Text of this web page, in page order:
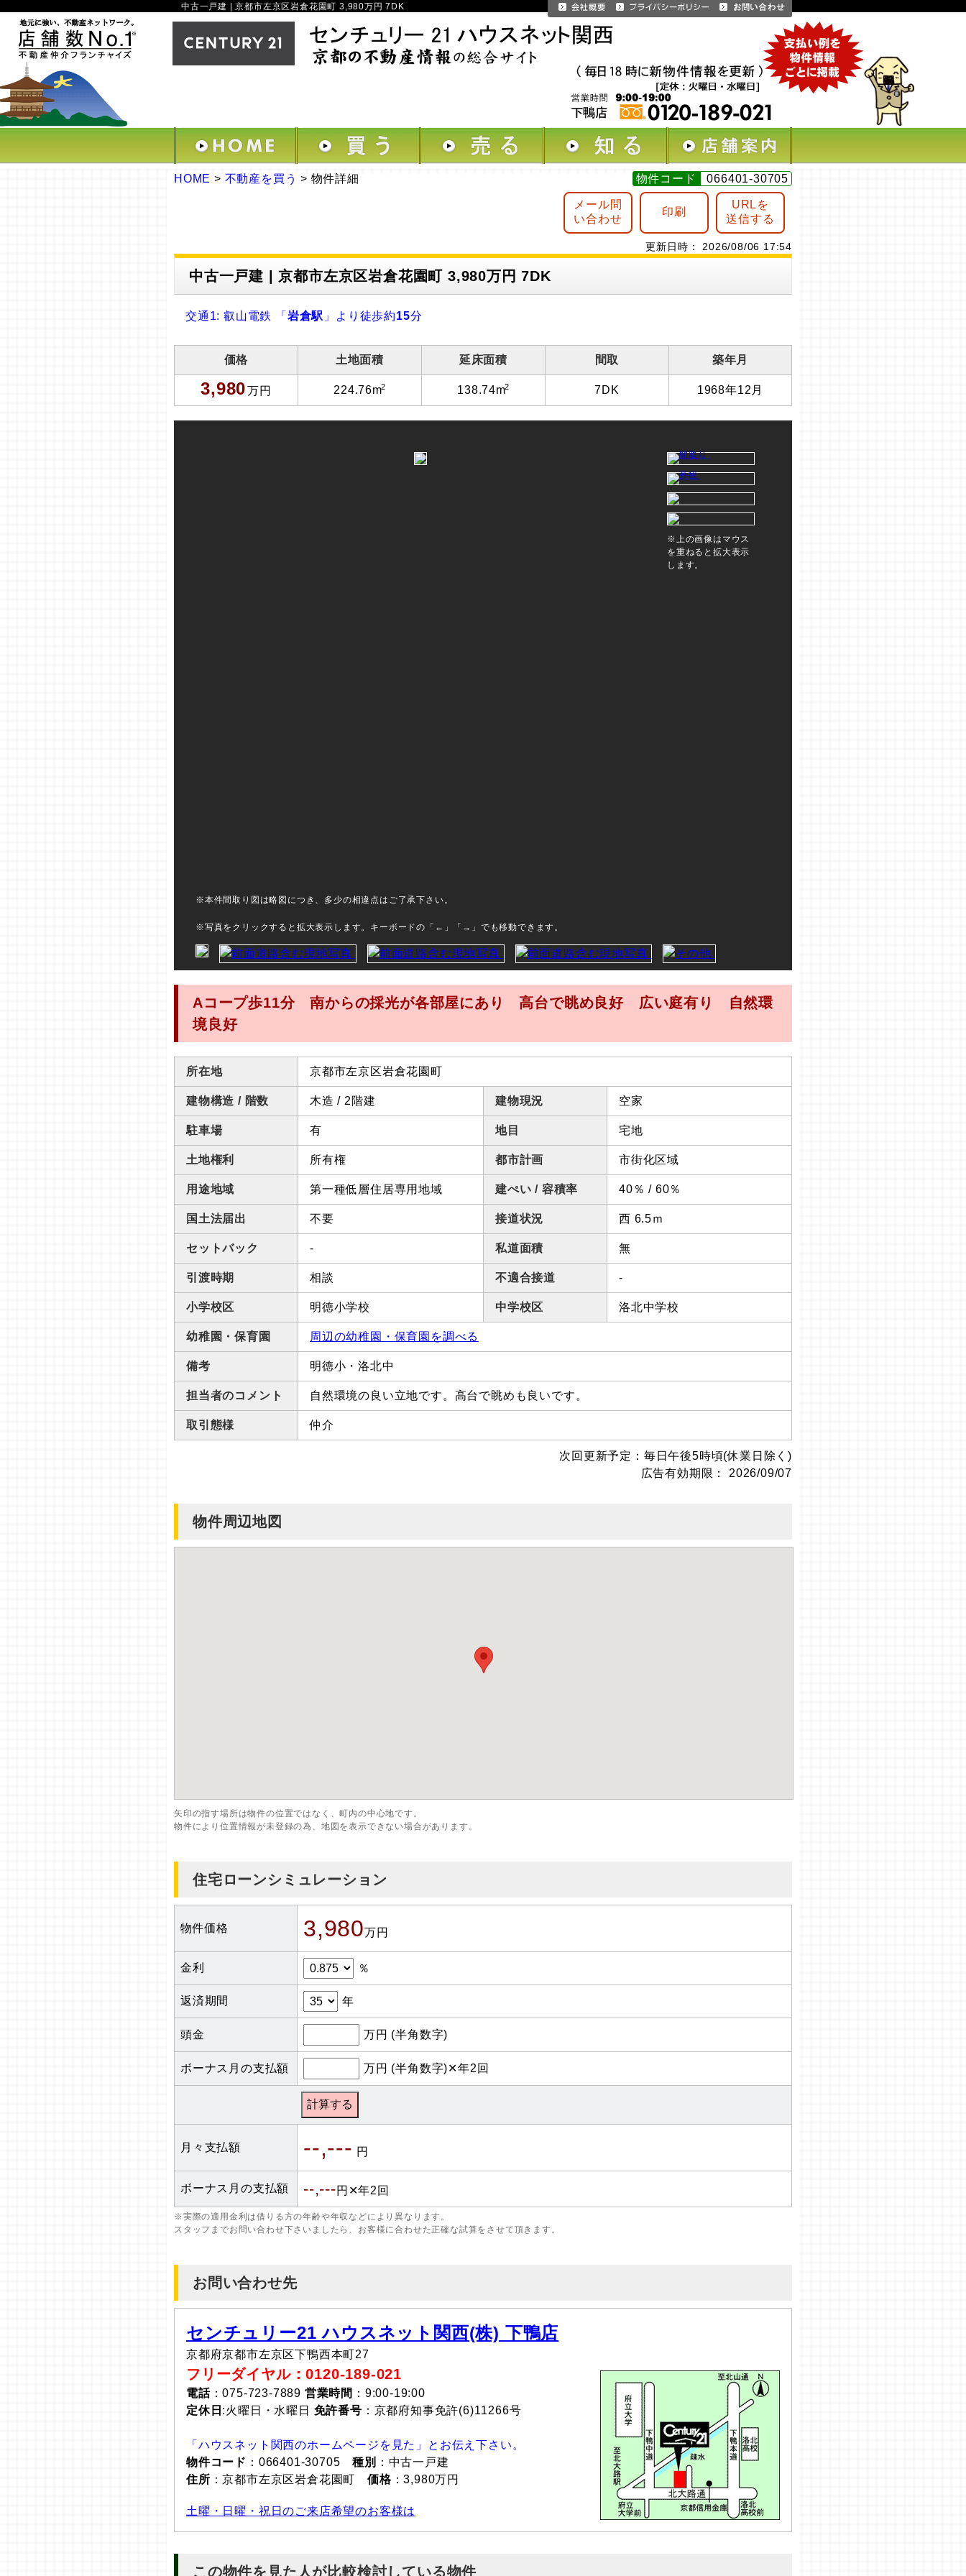
中古一戸建 | 京都市左京区岩倉花園町 3,980万円 7DK
HOME > 不動産を買う > 物件詳細 物件コード 066401-30705
URLを
送信する
印刷
メール問
い合わせ
更新日時： 2026/08/06 17:54
中古一戸建 | 京都市左京区岩倉花園町 3,980万円 7DK
交通1: 叡山電鉄 「 岩倉駅 」より徒歩約15分
価格 土地面積 延床面積 間取 築年月
3,980万円 224.76m2 138.74m2 7DK 1968年12月
※上の画像はマウス
を重ねると拡大表示
します。
※本件間取り図は略図につき、多少の相違点はご了承下さい。
※写真をクリックすると拡大表示します。キーボードの「←」「→」でも移動できます。
Aコープ歩11分 南からの採光が各部屋にあり 高台で眺め良好 広い庭有り 自然環
境良好
所在地 京都市左京区岩倉花園町
建物構造 / 階数 木造 / 2階建 建物現況 空家
駐車場 有 地目 宅地
土地権利 所有権 都市計画 市街化区域
用途地域 第一種低層住居専用地域 建ぺい / 容積率 40％ / 60％
国土法届出 不要 接道状況 西 6.5ｍ
セットバック - 私道面積 無
引渡時期 相談 不適合接道 -
小学校区 明徳小学校 中学校区 洛北中学校
幼稚園・保育園 周辺の幼稚園・保育園を調べる
備考 明徳小・洛北中
担当者のコメント 自然環境の良い立地です。高台で眺めも良いです。
取引態様 仲介
次回更新予定：毎日午後5時頃(休業日除く)
広告有効期限： 2026/09/07
物件周辺地図
矢印の指す場所は物件の位置ではなく、町内の中心地です。
物件により位置情報が未登録の為、地図を表示できない場合があります。
住宅ローンシミュレーション
物件価格 3,980万円
金利 ％
返済期間 年
頭金 万円 (半角数字)
ボーナス月の支払額 万円 (半角数字)✕年2回
月々支払額 --,--- 円
ボーナス月の支払額 --,---円✕年2回
※実際の適用金利は借りる方の年齢や年収などにより異なります。
スタッフまでお問い合わせ下さいましたら、お客様に合わせた正確な試算をさせて頂きます。
お問い合わせ先
センチュリー21 ハウスネット関西(株) 下鴨店
京都府京都市左京区下鴨西本町27
フリーダイヤル：0120-189-021
電話：075-723-7889 営業時間 ：9:00-19:00
定休日 :火曜日・水曜日 免許番号 ：京都府知事免許(6)11266号
「ハウスネット関西のホームページを見た」とお伝え下さい。
物件コード ：066401-30705 種別
：中古一戸建
住所 ：京都市左京区岩倉花園町価格：3,980万円
土曜・日曜・祝日のご来店希望のお客様は
この物件を見た人が比較検討している物件